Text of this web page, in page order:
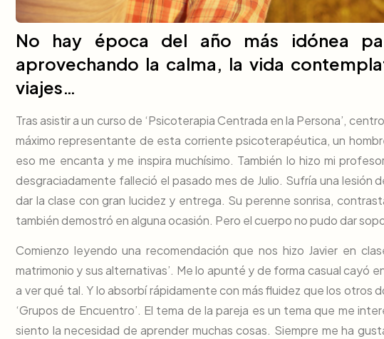
No hay época del año más idónea
aprovechando la calma, la vida
viajes…
Tras asistir a un curso de ‘Psicoterapia Centrada en la Persona’,
máximo representante de esta corriente psicoterapéutica, un
eso me encanta y me inspira muchísimo. También lo hizo mi
desgraciadamente falleció el pasado mes de Julio. Sufría una lesión
dar la clase con gran lucidez y entrega. Su perenne sonrisa,
también demostró en alguna ocasión. Pero el cuerpo no pudo dar
Comienzo leyendo una recomendación que nos hizo Javier en
matrimonio y sus alternativas’. Me lo apunté y de forma casual cayó
a ver qué tal. Y lo absorbí rápidamente con más fluidez que los otros
‘Grupos de Encuentro’. El tema de la pareja es un tema que me
siento la necesidad de aprender muchas cosas. Siempre me ha